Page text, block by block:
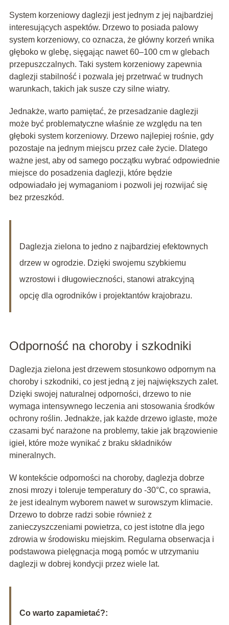
System korzeniowy daglezji jest jednym z jej najbardziej
interesujących aspektów. Drzewo to posiada palowy
system korzeniowy, co oznacza, że główny korzeń wnika
głęboko w glebę, sięgając nawet 60–100 cm w glebach
przepuszczalnych. Taki system korzeniowy zapewnia
daglezji stabilność i pozwala jej przetrwać w trudnych
warunkach, takich jak susze czy silne wiatry.
Jednakże, warto pamiętać, że przesadzanie daglezji
może być problematyczne właśnie ze względu na ten
głęboki system korzeniowy. Drzewo najlepiej rośnie, gdy
pozostaje na jednym miejscu przez całe życie. Dlatego
ważne jest, aby od samego początku wybrać odpowiednie
miejsce do posadzenia daglezji, które będzie
odpowiadało jej wymaganiom i pozwoli jej rozwijać się
bez przeszkód.
Daglezja zielona to jedno z najbardziej efektownych
drzew w ogrodzie. Dzięki swojemu szybkiemu
wzrostowi i długowieczności, stanowi atrakcyjną
opcję dla ogrodników i projektantów krajobrazu.
Odporność na choroby i szkodniki
Daglezja zielona jest drzewem stosunkowo odpornym na
choroby i szkodniki, co jest jedną z jej największych zalet.
Dzięki swojej naturalnej odporności, drzewo to nie
wymaga intensywnego leczenia ani stosowania środków
ochrony roślin. Jednakże, jak każde drzewo iglaste, może
czasami być narażone na problemy, takie jak brązowienie
igieł, które może wynikać z braku składników
mineralnych.
W kontekście odporności na choroby, daglezja dobrze
znosi mrozy i toleruje temperatury do -30°C, co sprawia,
że jest idealnym wyborem nawet w surowszym klimacie.
Drzewo to dobrze radzi sobie również z
zanieczyszczeniami powietrza, co jest istotne dla jego
zdrowia w środowisku miejskim. Regularna obserwacja i
podstawowa pielęgnacja mogą pomóc w utrzymaniu
daglezji w dobrej kondycji przez wiele lat.
Co warto zapamietać?: